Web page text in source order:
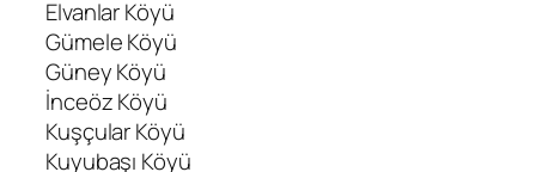
Elvanlar Köyü
Gümele Köyü
Güney Köyü
İnceöz Köyü
Kuşçular Köyü
Kuyubaşı Köyü